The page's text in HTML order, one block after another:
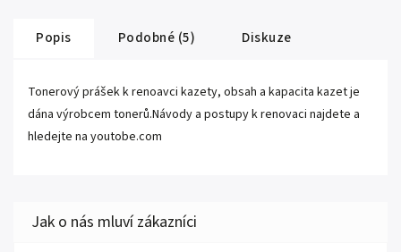
Popis Podobné (5) Diskuze
Tonerový prášek k renoavci kazety, obsah a kapacita kazet je
dána výrobcem tonerů.Návody a postupy k renovaci najdete a
hledejte na youtobe.com